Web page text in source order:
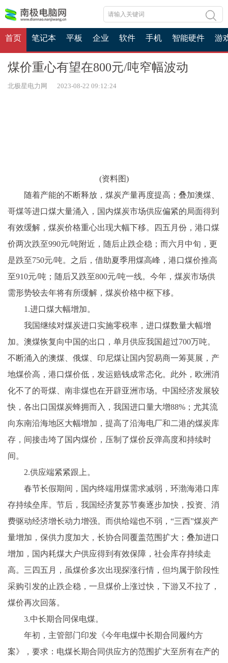
首页 笔记本 平板 企业 软件 手机 智能硬件 游
煤价重心有望在800元/吨窄幅波动
北极星电力网 2023-08-22 09:12:24
(资料图)
随着产能的不断释放，煤炭产量再度提高；叠加澳煤、
哥煤等进口煤大量涌入，国内煤炭市场供应偏紧的局面得到
有效缓解，煤炭价格重心出现大幅下移。四五月份，港口煤
价两次跌至990元/吨附近，随后止跌企稳；而六月中旬，更
是跌至750元/吨。之后，借助夏季用煤高峰，港口煤价推高
至910元/吨；随后又跌至800元/吨一线。今年，煤炭市场供
需形势较去年将有所缓解，煤炭价格中枢下移。
1.进口煤大幅增加。
我国继续对煤炭进口实施零税率，进口煤数量大幅增
加。澳煤恢复向中国的出口，单月供应我国超过700万吨。
不断涌入的澳煤、俄煤、印尼煤让国内贸易商一筹莫展，产
地煤价高，港口煤价低，发运赔钱成常态化。此外，欧洲消
化不了的哥煤、南非煤也在开辟亚洲市场。中国经济发展较
快，各出口国煤炭蜂拥而入，我国进口量大增88%；尤其流
向东南沿海地区大幅增加，提高了沿海电厂和二港的煤炭库
存，间接击垮了国内煤价，压制了煤价反弹高度和持续时
间。
2.供应端紧紧跟上。
春节长假期间，国内终端用煤需求减弱，环渤海港口库
存持续垒库。节后，我国经济复苏节奏逐步加快，投资、消
费驱动经济增长动力增强。而供给端也不弱，“三西”煤炭产
量增加，保供力度加大，长协合同覆盖范围扩大；叠加进口
增加，国内耗煤大户供应得到有效保障，社会库存持续走
高。三四五月，虽煤价多次出现探涨行情，但均属于阶段性
采购引发的止跌企稳，一旦煤价上涨过快，下游又不拉了，
煤价再次回落。
3.中长期合同保电煤。
年初，主管部门印发《今年电煤中长期合同履约方
案》，要求：电煤长期合同供应方的范围扩大至所有在产的